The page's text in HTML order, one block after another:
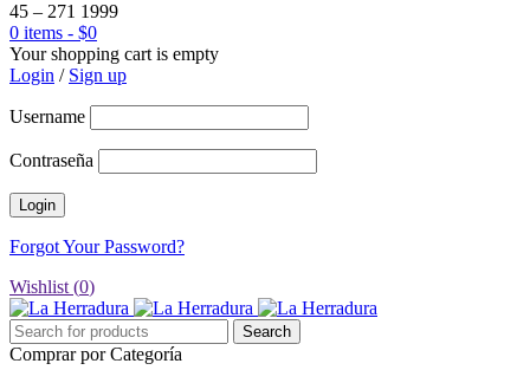
45 – 271 1999
0 items - $0
Your shopping cart is empty
Login / Sign up
Username
Contraseña
Forgot Your Password?
Wishlist (0)
Comprar por Categoría